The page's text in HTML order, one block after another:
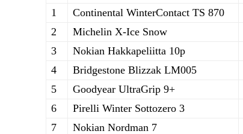
1
Continental WinterContact TS 870
2
Michelin X-Ice Snow
3
Nokian Hakkapeliitta 10p
4
Bridgestone Blizzak LM005
5
Goodyear UltraGrip 9+
6
Pirelli Winter Sottozero 3
7
Nokian Nordman 7